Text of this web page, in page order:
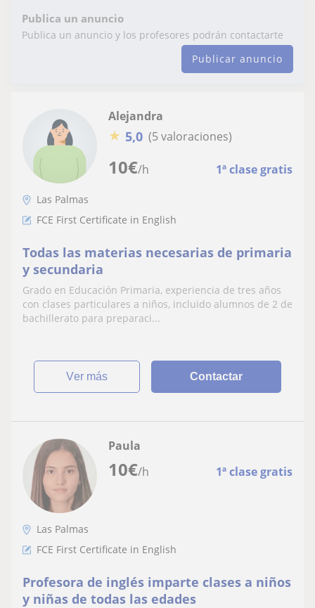
Publica un anuncio
Publica un anuncio y los profesores podrán contactarte
Publicar anuncio
10€/h 1ª clase gratis
Alejandra
★ 5,0 (5 valoraciones)
Las Palmas
FCE First Certificate in English
Todas las materias necesarias de primaria
y secundaria
Grado en Educación Primaria, experiencia de tres años
con clases particulares a niños, incluido alumnos de 2 de
bachillerato para preparaci...
ver más Contactar
10€/h 1ª clase gratis
Paula
Las Palmas
FCE First Certificate in English
Profesora de inglés imparte clases a niños
y niñas de todas las edades